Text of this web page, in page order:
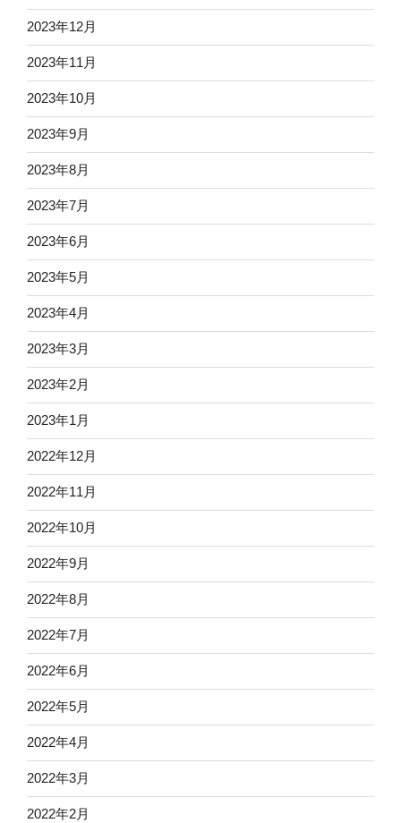
2023年12月
2023年11月
2023年10月
2023年9月
2023年8月
2023年7月
2023年6月
2023年5月
2023年4月
2023年3月
2023年2月
2023年1月
2022年12月
2022年11月
2022年10月
2022年9月
2022年8月
2022年7月
2022年6月
2022年5月
2022年4月
2022年3月
2022年2月